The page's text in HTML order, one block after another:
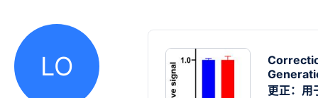
LO
更正：用